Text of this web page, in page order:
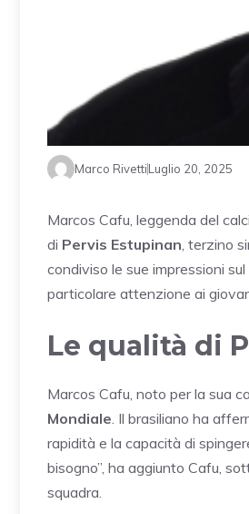
Marco RivettiLuglio 20, 2025
Marcos Cafu, leggenda del
di Pervis Estupinan, terzino
condiviso le sue impressioni
particolare attenzione ai
Le qualità di
Marcos Cafu, noto per la sua
Mondiale. Il brasiliano ha
rapidità e la capacità di
bisogno”, ha aggiunto Cafu,
squadra.